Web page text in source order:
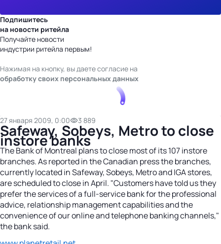
Подпишитесь
на новости ритейла
Получайте новости
индустрии ритейла первым!
Нажимая на кнопку, вы даете согласие на
обработку своих персональных данных
27 января 2009, 0:00 3 889
Safeway, Sobeys, Metro to close
instore banks
The Bank of Montreal plans to close most of its 107 instore
branches. As reported in the Canadian press the branches,
currently located in Safeway, Sobeys, Metro and IGA stores,
are scheduled to close in April. "Customers have told us they
prefer the services of a full-service bank for the professional
advice, relationship management capabilities and the
convenience of our online and telephone banking channels,"
the bank said.